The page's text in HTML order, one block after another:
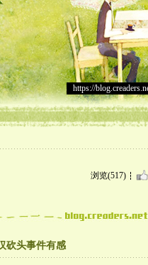
https://
浏览(517)
砍头事件有感